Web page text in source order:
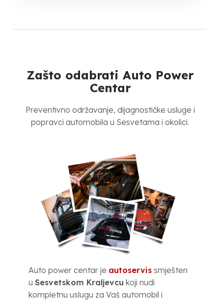
Zašto odabrati Auto Power
Centar
Preventivno održavanje, dijagnostičke usluge i
popravci automobila u Sesvetama i okolici.
Auto power centar je autoservissmješten
u Sesvetskom Kraljevcu koji nudi
kompletnu uslugu za Vaš automobil i